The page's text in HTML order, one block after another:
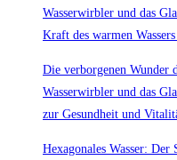
Wasserwirbler und das
Kraft des warmen
Die verborgenen Wunder
Wasserwirbler und das
zur Gesundheit und
Hexagonales Wasser: